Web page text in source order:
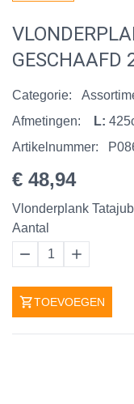
GESCHAAFD
Categorie:
Afmetingen:
L:
Artikelnummer:
€ 48,94
Vlonderplank
Aantal
1
TOEVOEGEN